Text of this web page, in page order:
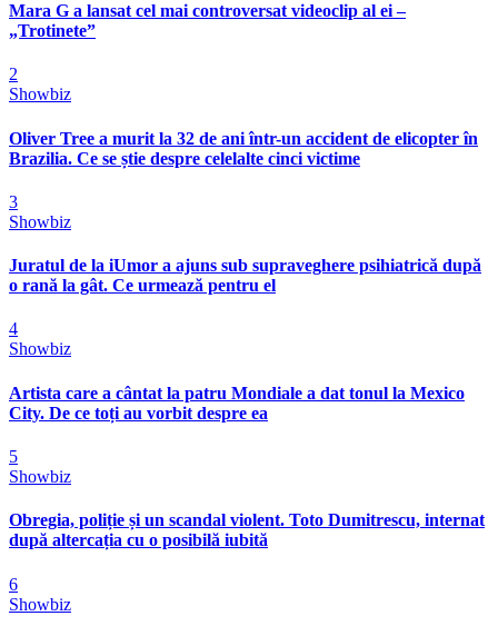
Mara G a lansat cel mai controversat videoclip al ei –
„Trotinete”
2
Showbiz
Oliver Tree a murit la 32 de ani într-un accident de elicopter în
Brazilia. Ce se știe despre celelalte cinci victime
3
Showbiz
Juratul de la iUmor a ajuns sub supraveghere psihiatrică după
o rană la gât. Ce urmează pentru el
4
Showbiz
Artista care a cântat la patru Mondiale a dat tonul la Mexico
City. De ce toți au vorbit despre ea
5
Showbiz
Obregia, poliție și un scandal violent. Toto Dumitrescu, internat
după altercația cu o posibilă iubită
6
Showbiz